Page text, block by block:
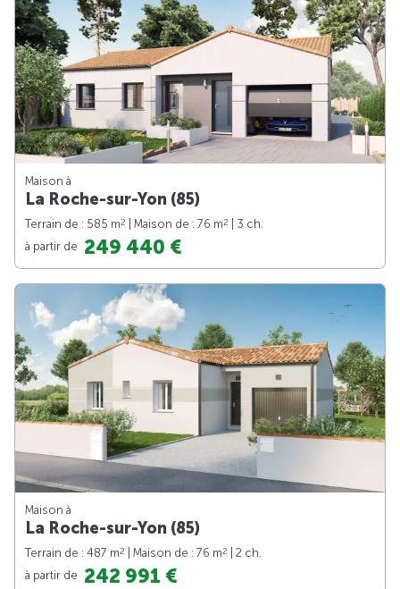
Maison à
La Roche-sur-Yon (85)
Terrain de : 585 m2 | Maison de : 76 m2
| 3 ch.
à partir de 249 440 €
Maison à
La Roche-sur-Yon (85)
Terrain de : 487 m2 | Maison de : 76 m2
| 2 ch.
à partir de 242 991 €